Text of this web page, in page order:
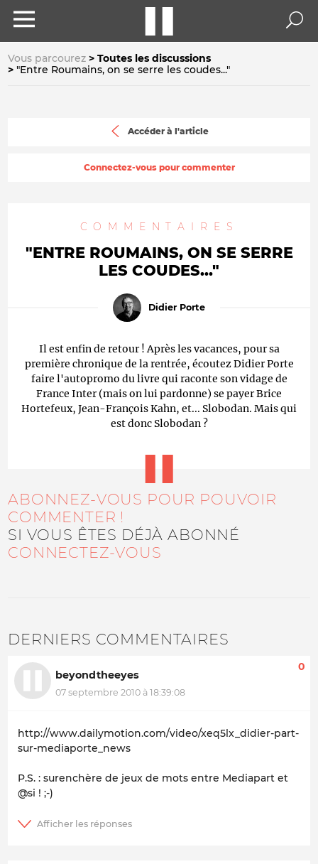
Vous parcourez
Toutes les discussions
"Entre Roumains, on se serre les coudes..."
Accéder à l'article
Connectez-vous pour commenter
COMMENTAIRES
"ENTRE ROUMAINS, ON SE SERRE
LES COUDES..."
Didier Porte
Il est enfin de retour ! Après les vacances, pour sa
première chronique de la rentrée, écoutez Didier Porte
faire l'autopromo du livre qui raconte son vidage de
France Inter (mais on lui pardonne) se payer Brice
Hortefeux, Jean-François Kahn, et... Slobodan. Mais qui
est donc Slobodan ?
ABONNEZ-VOUS POUR POUVOIR
COMMENTER !
SI VOUS ÊTES DÉJÀ ABONNÉ
CONNECTEZ-VOUS
DERNIERS COMMENTAIRES
beyondtheeyes
07 septembre 2010 à 18:39:08
0
http://www.dailymotion.com/video/xeq5lx_didier-part-
sur-mediaporte_news
P.S. : surenchère de jeux de mots entre Mediapart et
@si ! ;-)